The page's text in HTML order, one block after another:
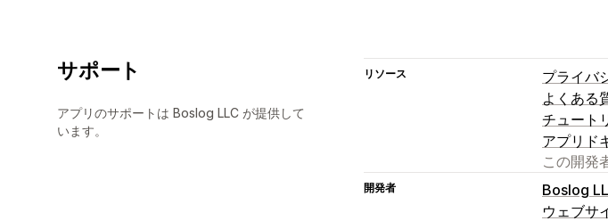
サポート
アプリのサポートは Boslog LLC が提供して
います。
リソース
プライバ
よくある
チュート
アプリド
この開発
開発者
Boslog
ウェブサ